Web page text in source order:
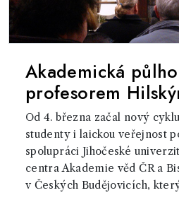
Akademická
profesorem
Od 4. března začal nový
studenty i laickou veřejnost
spolupráci Jihočeské
centra Akademie věd ČR a
v Českých Budějovicích,